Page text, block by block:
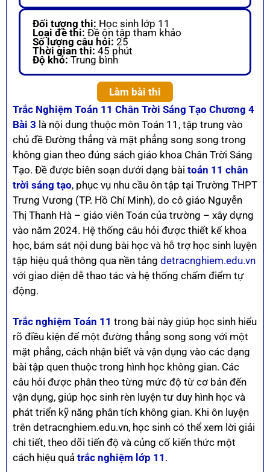
Đối tượng thi: Học sinh lớp 11
Loại đề thi: Đề ôn tập tham khảo
Số lượng câu hỏi: 25
Thời gian thi: 45 phút
Độ khó: Trung bình
Làm bài thi
Trắc Nghiệm Toán 11 Chân Trời Sáng Tạo Chương 4
Bài 3 là nội dung thuộc môn Toán 11, tập trung vào
chủ đề Đường thẳng và mặt phẳng song song trong
không gian theo đúng sách giáo khoa Chân Trời Sáng
Tạo. Đề được biên soạn dưới dạng bài toán 11 chân
trời sáng tạo, phục vụ nhu cầu ôn tập tại Trường THPT
Trưng Vương (TP. Hồ Chí Minh), do cô giáo Nguyễn
Thị Thanh Hà – giáo viên Toán của trường – xây dựng
vào năm 2024. Hệ thống câu hỏi được thiết kế khoa
học, bám sát nội dung bài học và hỗ trợ học sinh luyện
tập hiệu quả thông qua nền tảng detracnghiem.edu.vn
với giao diện dễ thao tác và hệ thống chấm điểm tự
động.
Trắc nghiệm Toán 11 trong bài này giúp học sinh hiểu
rõ điều kiện để một đường thẳng song song với một
mặt phẳng, cách nhận biết và vận dụng vào các dạng
bài tập quen thuộc trong hình học không gian. Các
câu hỏi được phân theo từng mức độ từ cơ bản đến
vận dụng, giúp học sinh rèn luyện tư duy hình học và
phát triển kỹ năng phân tích không gian. Khi ôn luyện
trên detracnghiem.edu.vn, học sinh có thể xem lời giải
chi tiết, theo dõi tiến độ và củng cố kiến thức một
cách hiệu quả trắc nghiệm lớp 11 .